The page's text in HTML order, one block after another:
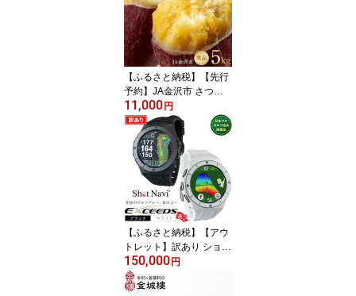
類 石川県 水産 食品 加工
品 魚介類 食材 料理 刺身
新鮮 金沢 石川 スピード
配送
【ふるさと納税】【先行
予約】JA金沢市 さつま
いも 5kg 五郎島金時 秀
品 加賀野菜 | 石川 金沢
加賀百万石 北陸 北陸復
興 北陸支援 五郎島金時
秀品 加賀野菜 芋 いも 焼
き芋 人気 おすすめ サツ
マイモ 石川 金沢 国産 リ
ピート 送料無料 産地直
送
11,000円
【ふるさと納税】【アウ
トレット】訳あり ショッ
トナビ Shot Navi EXCEE
DS ブラック ホワイト |
GPS 距離計測器 距離計
150,000円